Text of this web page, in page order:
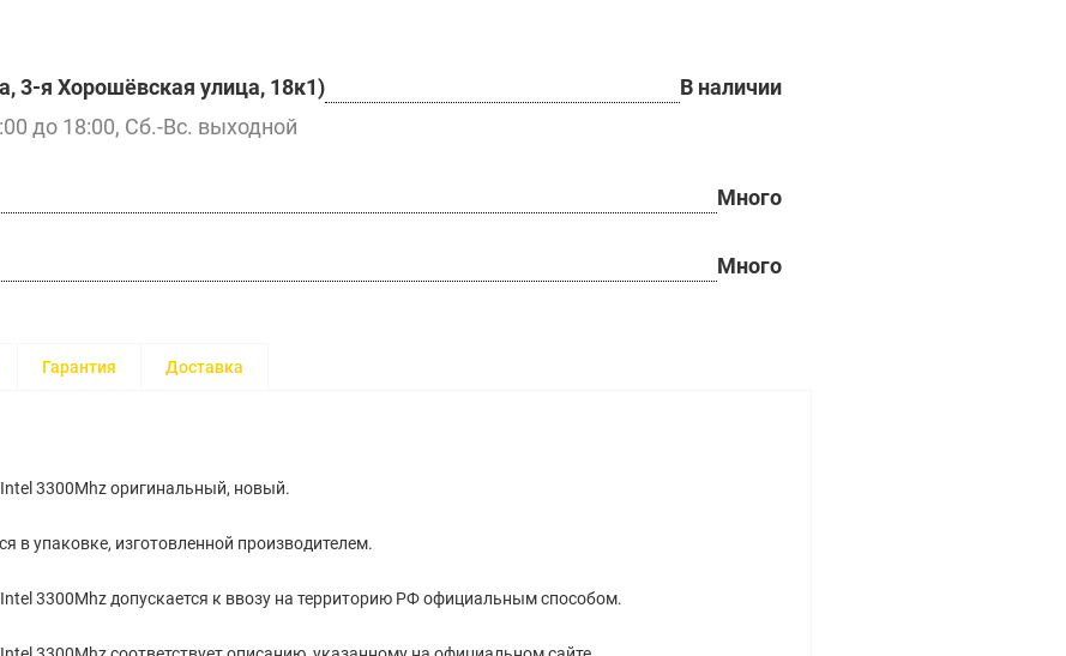
3-я Хорошёвская улица, 18к1)
В наличии
до 18:00, Сб.-Вс. выходной
Много
Много
Гарантия Доставка
3300Mhz оригинальный, новый.
в упаковке, изготовленной производителем.
3300Mhz допускается к ввозу на территорию РФ официальным способом.